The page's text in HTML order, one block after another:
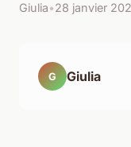
Giulia•28 janvier
G Giulia